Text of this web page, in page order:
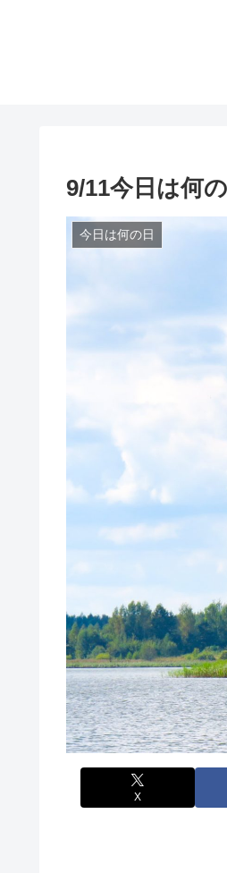
9/11今日は何
今日は何の日
X